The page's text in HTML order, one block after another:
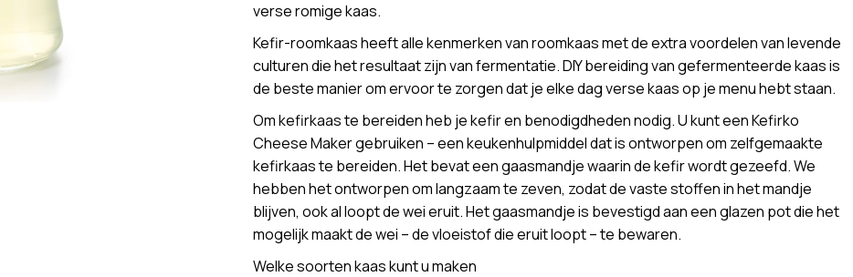
verse romige kaas.
Kefir-roomkaas heeft alle kenmerken van roomkaas met de extra voordelen van levende
culturen die het resultaat zijn van fermentatie. DIY bereiding van gefermenteerde kaas is
de beste manier om ervoor te zorgen dat je elke dag verse kaas op je menu hebt staan.
Om kefirkaas te bereiden heb je kefir en benodigdheden nodig. U kunt een Kefirko
Cheese Maker gebruiken – een keukenhulpmiddel dat is ontworpen om zelfgemaakte
kefirkaas te bereiden. Het bevat een gaasmandje waarin de kefir wordt gezeefd. We
hebben het ontworpen om langzaam te zeven, zodat de vaste stoffen in het mandje
blijven, ook al loopt de wei eruit. Het gaasmandje is bevestigd aan een glazen pot die het
mogelijk maakt de wei – de vloeistof die eruit loopt – te bewaren.
Welke soorten kaas kunt u maken